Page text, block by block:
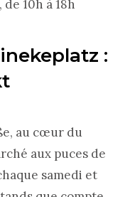
10h à 18h
:
au cœur du
aux puces de
samedi et